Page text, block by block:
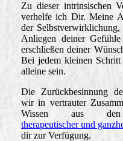
Zu dieser intrinsischen
verhelfe ich Dir. Meine
der
Anliegen deiner
erschließen deiner
Bei jedem kleinen
alleine sein.
Die Zurückbesinnung
wir in vertrauter
Wissen aus
therapeutischer und
dir zur Verfügung.